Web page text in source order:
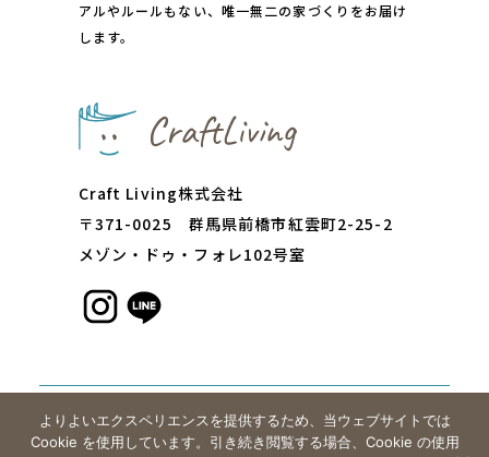
アルやルールもない、唯一無二の家づくりをお届け
します。
Craft Living株式会社
〒371-0025 群⾺県前橋市紅雲町2-25-2
メゾン・ドゥ・フォレ102号室
@2026 CraftLiving.
よりよいエクスペリエンスを提供するため、当ウェブサイトでは
Cookie を使用しています。引き続き閲覧する場合、Cookie の使用